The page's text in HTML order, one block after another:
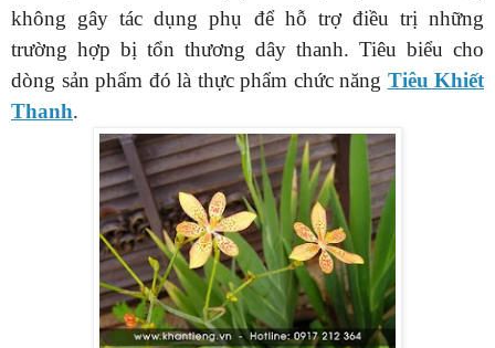
không gây tác dụng phụ để hỗ trợ điều trị những
trường hợp bị tổn thương dây thanh. Tiêu biểu cho
dòng sản phẩm đó là thực phẩm chức năng Tiêu Khiết
Thanh.